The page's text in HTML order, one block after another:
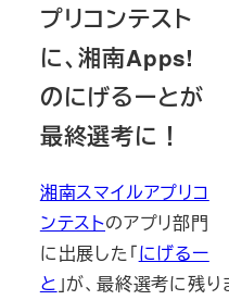
プリコンテスト
に、湘南Apps!
のにげるーとが
最終選考に！
湘南スマイルアプリコ
ンテストのアプリ部門
に出展した「にげるー
と 」が、最終選考に残